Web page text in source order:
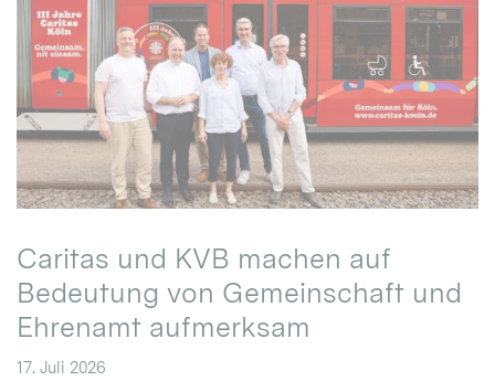
Caritas und KVB machen auf
Bedeutung von Gemeinschaft und
Ehrenamt aufmerksam
17. Juli 2026